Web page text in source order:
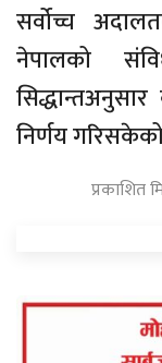
सर्वोच्च
नेपालको
निर्णय
प्रकाशित